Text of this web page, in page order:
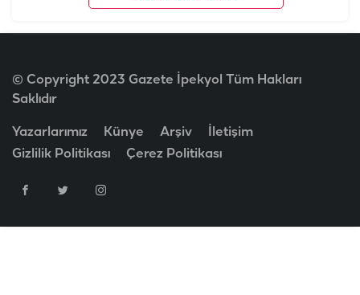
© Copyright 2023 Gazete İpekyol Tüm Hakları
Saklıdır
Yazarlarımız Künye Arşiv
İletişim
Gizlilik Politikası
Çerez Politikası